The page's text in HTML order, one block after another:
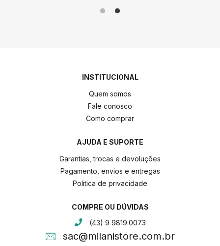
INSTITUCIONAL
Quem somos
Fale conosco
Como comprar
AJUDA E SUPORTE
Garantias, trocas e devoluções
Pagamento, envios e entregas
Politica de privacidade
COMPRE OU DÚVIDAS
(43) 9 9819.0073
sac@milanistore.com.br